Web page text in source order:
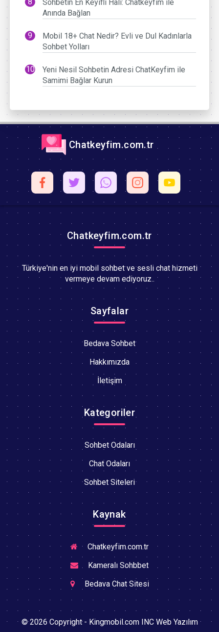
Sohbetin En Keyifli Hali: Chatkeyfim ile
Anında Bağlan
Mobil 18+ Chat Nedir? Evli ve Dul Kadınlarla
Sohbet Yolları
Yeni Nesil Sohbetin Adresi ChatKeyfim ile
Samimi Bağlar Kurun
Chatkeyfim.com.tr
Chatkeyfim.com.tr
Türkiye'nin en iyi mobil sohbet ve sesli chat hizmeti
vermeye devam ediyoruz..
Sayfalar
Bedava Sohbet
Hakkımızda
İletişim
Kategoriler
Sohbet Odaları
Chat Odaları
Sohbet Siteleri
Kaynak
Chatkeyfim.com.tr
Kameralı Sohbbet
Bedava Chat Sitesi
© 2026 Copyright - Kingmobil.com INC Web Yazılım